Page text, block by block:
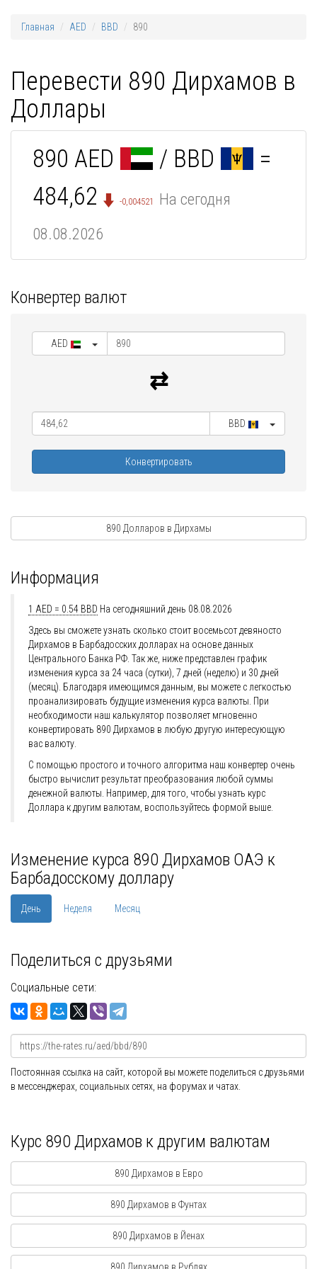
Главная AED BBD 890
Перевести 890 Дирхамов в
Доллары
890 AED / BBD
=
484,62
-0,004521
На сегодня
08.08.2026
Конвертер валют
AED
BBD
Конвертировать
890 Долларов в Дирхамы
Информация
1 AED = 0.54 BBD На сегодняшний день 08.08.2026
Здесь вы сможете узнать сколько стоит восемьсот девяносто
Дирхамов в Барбадосских долларах на основе данных
Центрального Банка РФ. Так же, ниже представлен график
изменения курса за 24 часа (сутки), 7 дней (неделю) и 30 дней
(месяц). Благодаря имеющимся данным, вы можете с легкостью
проанализировать будущие изменения курса валюты. При
необходимости наш калькулятор позволяет мгновенно
конвертировать 890 Дирхамов в любую другую интересующую
вас валюту.
С помощью простого и точного алгоритма наш конвертер очень
быстро вычислит результат преобразования любой суммы
денежной валюты. Например, для того, чтобы узнать курс
Доллара к другим валютам, воспользуйтесь формой выше.
Изменение курса 890 Дирхамов ОАЭ к
Барбадосскому доллару
День Неделя Месяц
Поделиться с друзьями
Социальные сети:
Постоянная ссылка на сайт, которой вы можете поделиться с друзьями
в мессенджерах, социальных сетях, на форумах и чатах.
Курс 890 Дирхамов к другим валютам
890 Дирхамов в Евро
890 Дирхамов в Фунтах
890 Дирхамов в Йенах